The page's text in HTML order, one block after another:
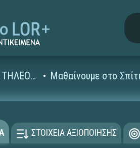
ΕΚΠΑΙΔΕΥΤΙΚΗ ΤΗΛΕΟΡΑΣΗ (Ταινίες και βίντεο) Μαθαίνουμε στο
ΣΤΟΙΧΕΙΑ ΑΞΙΟΠΟΙΗΣΗΣ